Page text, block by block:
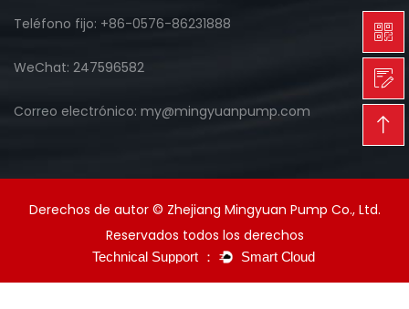
Teléfono fijo: +86-0576-86231888
WeChat: 247596582
Correo electrónico: my@mingyuanpump.com
Derechos de autor © Zhejiang Mingyuan Pump Co., Ltd.
Reservados todos los derechos